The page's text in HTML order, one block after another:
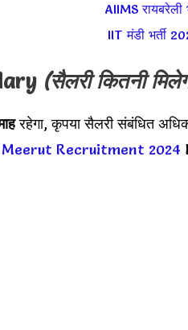
AIIMS रायबरेली
IIT मंडी भर्ती
(सैलरी कितनी
रहेगा, कृपया सैलरी संबंधित
Recruitment 2024